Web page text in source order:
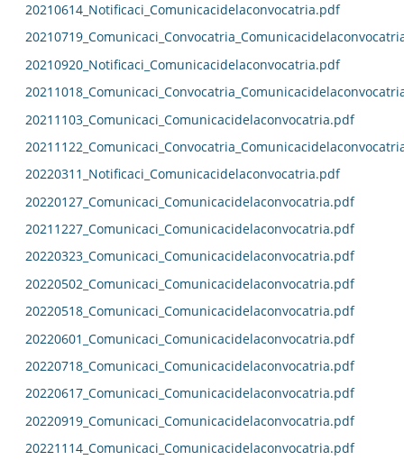
20210614_Notificaci_Comunicacidelaconvocatria.pdf
20210920_Notificaci_Comunicacidelaconvocatria.pdf
20211103_Comunicaci_Comunicacidelaconvocatria.pdf
20220311_Notificaci_Comunicacidelaconvocatria.pdf
20220127_Comunicaci_Comunicacidelaconvocatria.pdf
20211227_Comunicaci_Comunicacidelaconvocatria.pdf
20220323_Comunicaci_Comunicacidelaconvocatria.pdf
20220502_Comunicaci_Comunicacidelaconvocatria.pdf
20220518_Comunicaci_Comunicacidelaconvocatria.pdf
20220601_Comunicaci_Comunicacidelaconvocatria.pdf
20220718_Comunicaci_Comunicacidelaconvocatria.pdf
20220617_Comunicaci_Comunicacidelaconvocatria.pdf
20220919_Comunicaci_Comunicacidelaconvocatria.pdf
20221114_Comunicaci_Comunicacidelaconvocatria.pdf